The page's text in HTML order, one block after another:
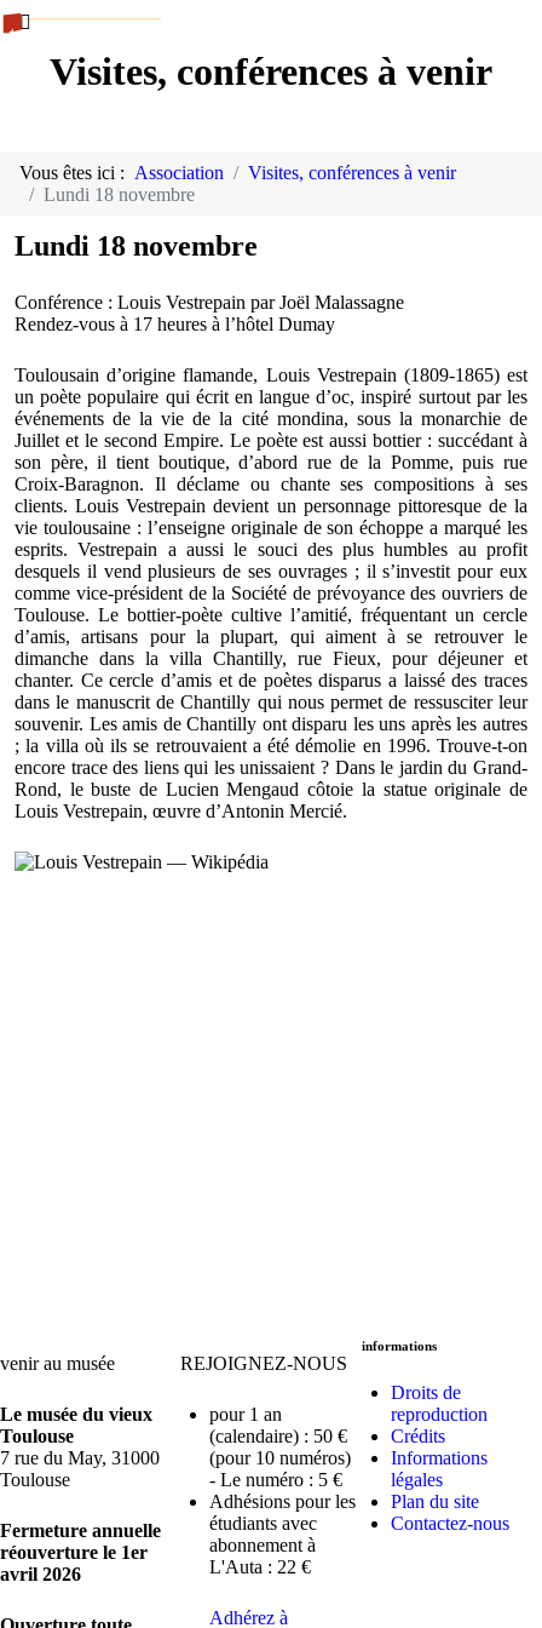
Visites, conférences à venir
Vous êtes ici : Association
Visites, conférences à venir
Lundi 18 novembre
Lundi 18 novembre
Conférence : Louis Vestrepain par Joël Malassagne
Rendez-vous à 17 heures à l’hôtel Dumay
Toulousain d’origine flamande, Louis Vestrepain (1809-1865) est
un poète populaire qui écrit en langue d’oc, inspiré surtout par les
événements de la vie de la cité mondina, sous la monarchie de
Juillet et le second Empire. Le poète est aussi bottier : succédant à
son père, il tient boutique, d’abord rue de la Pomme, puis rue
Croix-Baragnon. Il déclame ou chante ses compositions à ses
clients. Louis Vestrepain devient un personnage pittoresque de la
vie toulousaine : l’enseigne originale de son échoppe a marqué les
esprits. Vestrepain a aussi le souci des plus humbles au profit
desquels il vend plusieurs de ses ouvrages ; il s’investit pour eux
comme vice-président de la Société de prévoyance des ouvriers de
Toulouse. Le bottier-poète cultive l’amitié, fréquentant un cercle
d’amis, artisans pour la plupart, qui aiment à se retrouver le
dimanche dans la villa Chantilly, rue Fieux, pour déjeuner et
chanter. Ce cercle d’amis et de poètes disparus a laissé des traces
dans le manuscrit de Chantilly qui nous permet de ressusciter leur
souvenir. Les amis de Chantilly ont disparu les uns après les autres
; la villa où ils se retrouvaient a été démolie en 1996. Trouve-t-on
encore trace des liens qui les unissaient ? Dans le jardin du Grand-
Rond, le buste de Lucien Mengaud côtoie la statue originale de
Louis Vestrepain, œuvre d’Antonin Mercié.
venir au musée
Le musée du vieux
Toulouse
7 rue du May, 31000
Toulouse
Fermeture annuelle
réouverture le 1er
avril 2026
REJOIGNEZ-NOUS
pour 1 an
(calendaire) : 50 €
(pour 10 numéros)
- Le numéro : 5 €
Adhésions pour les
étudiants avec
abonnement à
L'Auta : 22 €
Adhérez à
informations
Droits de
reproduction
Crédits
Informations
légales
Plan du site
Contactez-nous